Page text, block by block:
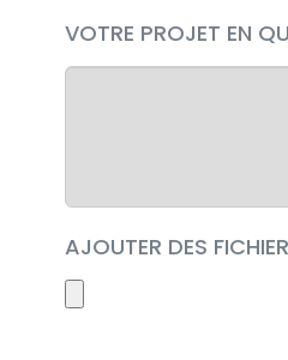
VOTRE PROJET EN
AJOUTER DES